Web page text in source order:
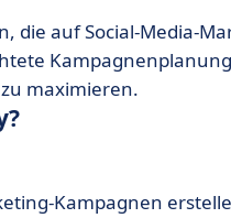
auf Social-Media-
maximieren.
Kampagnen